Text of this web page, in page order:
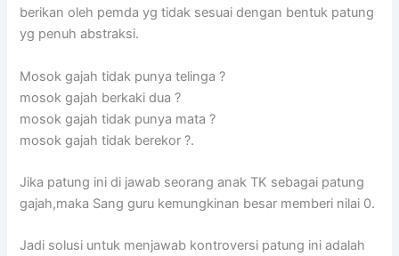
berikan oleh pemda yg tidak sesuai dengan bentuk patung
yg penuh abstraksi.
Mosok gajah tidak punya telinga ?
mosok gajah berkaki dua ?
mosok gajah tidak punya mata ?
mosok gajah tidak berekor ?.
Jika patung ini di jawab seorang anak TK sebagai patung
gajah,maka Sang guru kemungkinan besar memberi nilai 0.
Jadi solusi untuk menjawab kontroversi patung ini adalah